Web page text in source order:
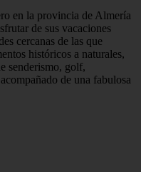
en la provincia de Almería
de sus vacaciones
cercanas de las que
históricos a naturales,
senderismo, golf,
de una fabulosa